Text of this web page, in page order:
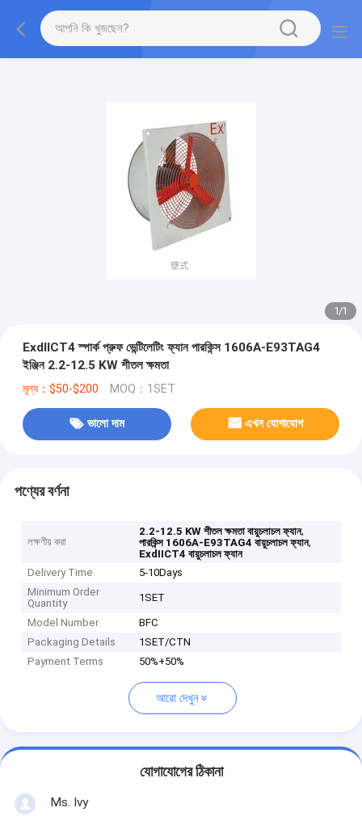
1/1
ExdIICT4 স্পার্ক প্রুফ ভেন্টিলেটিং ফ্যান পারকিন্স 1606A-E93TAG4
ইঞ্জিন 2.2-12.5 KW শীতল ক্ষমতা
মূল্য：$50-$200 MOQ：1SET
ভালো দাম এখন যোগাযোগ
পণ্যের বর্ণনা
লক্ষণীয় করা
2.2-12.5 KW শীতল ক্ষমতা বায়ুচলাচল ফ্যান,
পারকিন্স 1606A-E93TAG4 বায়ুচলাচল ফ্যান,
ExdIICT4 বায়ুচলাচল ফ্যান
Delivery Time
5-10Days
Minimum Order
Quantity
1SET
Model Number
BFC
Packaging Details
1SET/CTN
Payment Terms
50%+50%
আরো দেখুন
যোগাযোগের ঠিকানা
Ms. Ivy